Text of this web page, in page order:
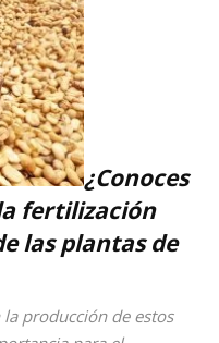
¿Conoces
fertilización
las plantas de
producción de estos